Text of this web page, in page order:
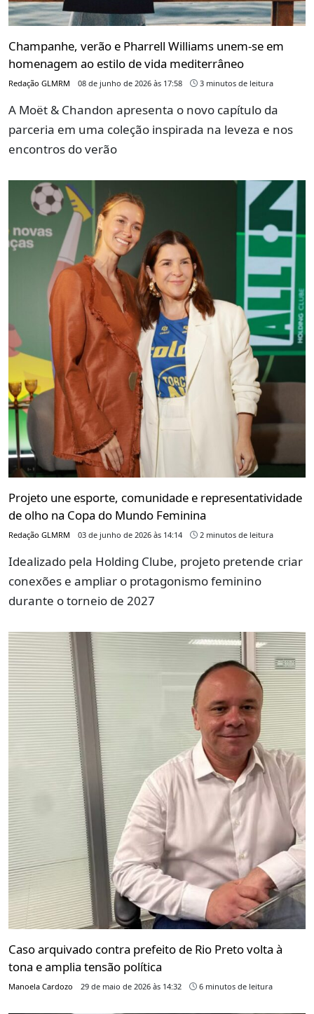
Champanhe, verão e Pharrell Williams unem-se em
homenagem ao estilo de vida mediterrâneo
Redação GLMRM 08 de junho de 2026 às 17:58 3 minutos de leitura
A Moët & Chandon apresenta o novo capítulo da
parceria em uma coleção inspirada na leveza e nos
encontros do verão
Projeto une esporte, comunidade e representatividade
de olho na Copa do Mundo Feminina
Redação GLMRM 03 de junho de 2026 às 14:14 2 minutos de leitura
Idealizado pela Holding Clube, projeto pretende criar
conexões e ampliar o protagonismo feminino
durante o torneio de 2027
Caso arquivado contra prefeito de Rio Preto volta à
tona e amplia tensão política
Manoela Cardozo 29 de maio de 2026 às 14:32 6 minutos de leitura